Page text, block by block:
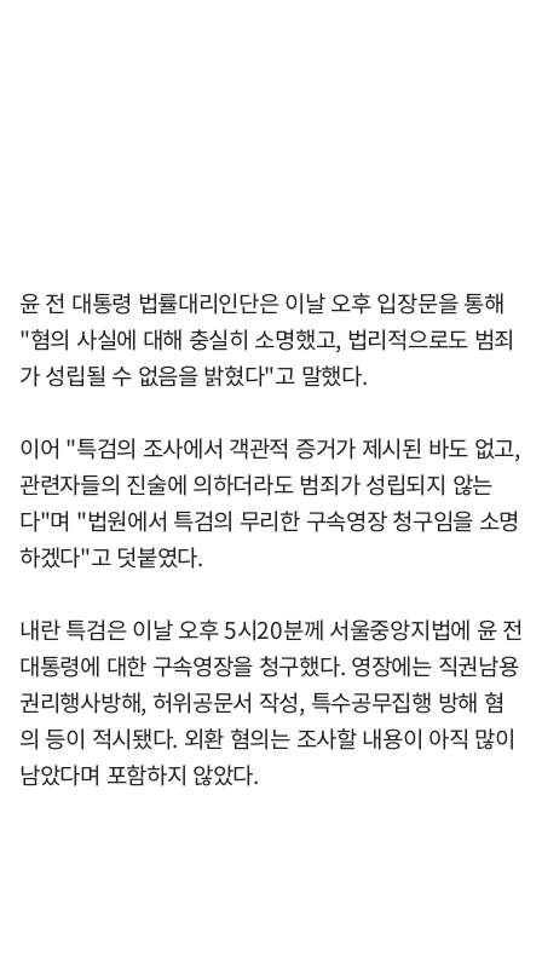
윤 전 대통령 법률대리인단은 이날 오후 입장문을 통해
"혐의 사실에 대해 충실히 소명했고, 법리적으로도 범죄
가 성립될 수 없음을 밝혔다"고 말했다.
이어 "특검의 조사에서 객관적 증거가 제시된 바도 없고,
관련자들의 진술에 의하더라도 범죄가 성립되지 않는
다"며 "법원에서 특검의 무리한 구속영장 청구임을 소명
하겠다"고 덧붙였다.
내란 특검은 이날 오후 5시20분께 서울중앙지법에 윤 전
대통령에 대한 구속영장을 청구했다. 영장에는 직권남용
권리행사방해, 허위공문서 작성, 특수공무집행 방해 혐
의 등이 적시됐다. 외환 혐의는 조사할 내용이 아직 많이
남았다며 포함하지 않았다.